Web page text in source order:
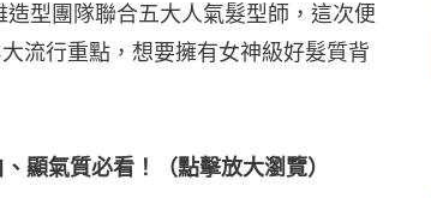
型團隊聯合五大人氣髮型師，這次便
流行重點，想要擁有女神級好髮質背
顯氣質必看！（點擊放大瀏覽）